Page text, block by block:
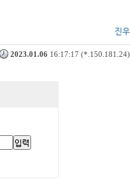
진우
2023.01.06 16:17:17 (*.150.181.24)